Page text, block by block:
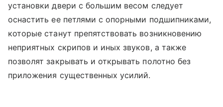
установки двери с большим весом следует
оснастить ее петлями с опорными подшипниками,
которые станут препятствовать возникновению
неприятных скрипов и иных звуков, а также
позволят закрывать и открывать полотно без
приложения существенных усилий.